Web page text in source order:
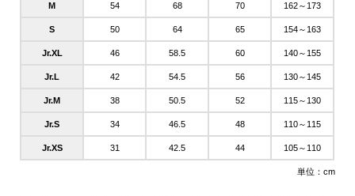
M 54 68 70 162～173
S 50 64 65 154～163
Jr.XL 46 58.5 60 140～155
Jr.L 42 54.5 56 130～145
Jr.M 38 50.5 52 115～130
Jr.S 34 46.5 48 110～115
Jr.XS 31 42.5 44 105～110
単位：cm